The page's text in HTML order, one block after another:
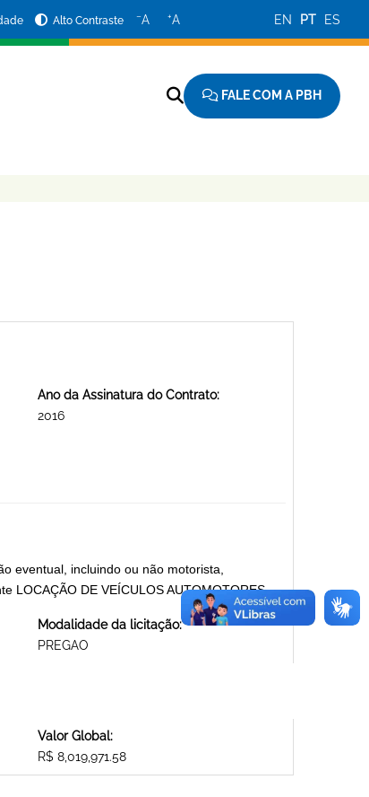
Alto Contraste −A +A EN PT ES
FALE COM A PBH
Ano da Assinatura do Contrato:
2016
eventual, incluindo ou não motorista,
LOCAÇÃO DE VEÍCULOS AUTOMOTORES
Modalidade da licitação:
PREGAO
Valor Global:
R$ 8,019,971.58